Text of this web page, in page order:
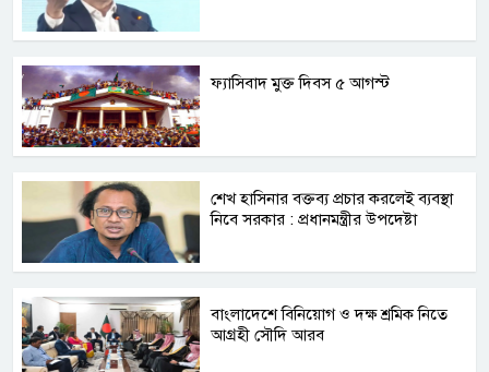
ফ্যাসিবাদ মুক্ত দিবস ৫ আগস্ট
শেখ হাসিনার বক্তব্য প্রচার করলেই ব্যবস্থা
নিবে সরকার : প্রধানমন্ত্রীর উপদেষ্টা
বাংলাদেশে বিনিয়োগ ও দক্ষ শ্রমিক নিতে
আগ্রহী সৌদি আরব